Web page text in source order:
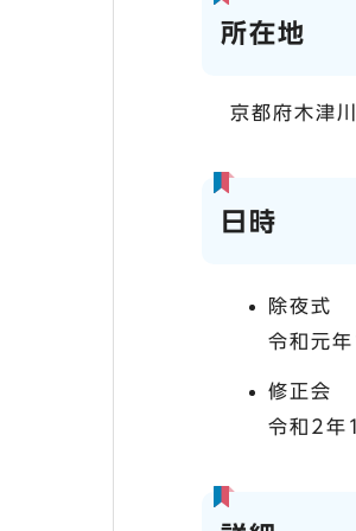
所在地
京都府木津
日時
除夜式
令和元
修正会
令和2年